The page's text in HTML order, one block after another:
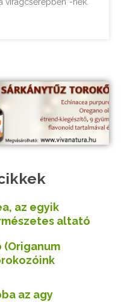
az egyik
altató
(Origanum
az agy